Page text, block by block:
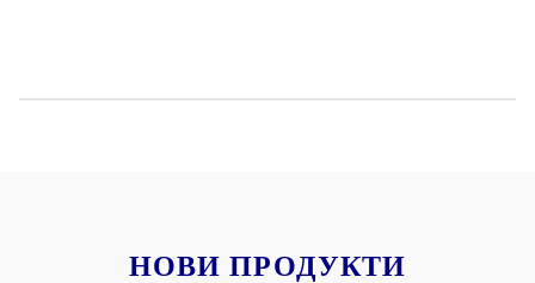
НОВИ ПРОДУКТИ